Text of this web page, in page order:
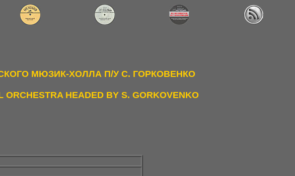
МЮЗИК-ХОЛЛА П/У С. ГОРКОВЕНКО
ORCHESTRA HEADED BY S. GORKOVENKO